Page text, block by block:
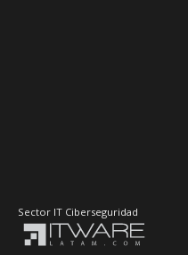
Sector IT Ciberseguridad